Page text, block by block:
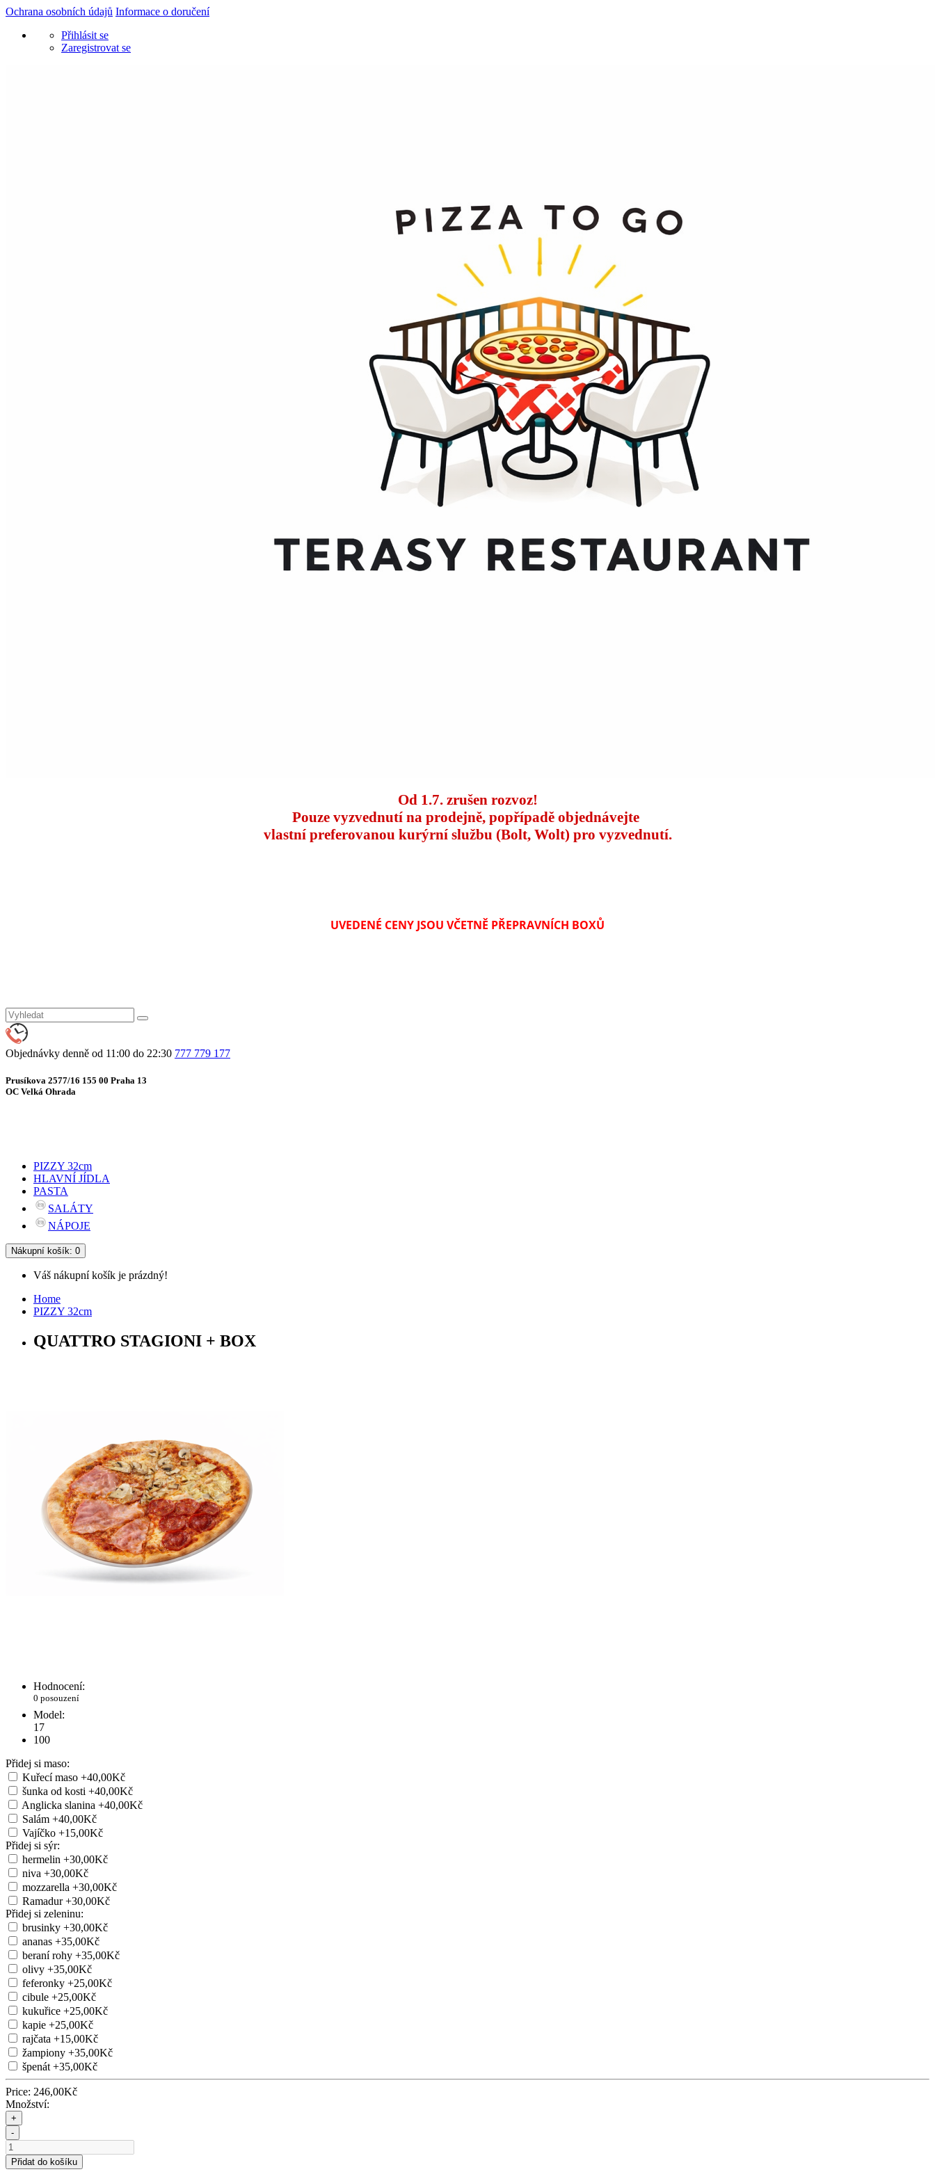
Ochrana osobních údajů Informace o doručení
Přihlásit se
Zaregistrovat se
Od 1.7. zrušen rozvoz!
Pouze vyzvednutí na prodejně, popřípadě objednávejte
vlastní preferovanou kurýrní službu (Bolt, Wolt) pro vyzvednutí.
UVEDENÉ CENY JSOU VČETNĚ PŘEPRAVNÍCH BOXŮ
Objednávky denně od 11:00 do 22:30 777 779 177
Prusíkova 2577/16 155 00 Praha 13
OC Velká Ohrada
PIZZY 32cm
HLAVNÍ JÍDLA
PASTA
SALÁTY
NÁPOJE
Nákupní košík: 0
Váš nákupní košík je prázdný!
Home
PIZZY 32cm
QUATTRO STAGIONI + BOX
Hodnocení:
0 posouzení
Model:
17
100
Přidej si maso:
Kuřecí maso +40,00Kč
šunka od kosti +40,00Kč
Anglicka slanina +40,00Kč
Salám +40,00Kč
Vajíčko +15,00Kč
Přidej si sýr:
hermelin +30,00Kč
niva +30,00Kč
mozzarella +30,00Kč
Ramadur +30,00Kč
Přidej si zeleninu:
brusinky +30,00Kč
ananas +35,00Kč
beraní rohy +35,00Kč
olivy +35,00Kč
feferonky +25,00Kč
cibule +25,00Kč
kukuřice +25,00Kč
kapie +25,00Kč
rajčata +15,00Kč
žampiony +35,00Kč
špenát +35,00Kč
Price: 246,00Kč
Množství:
+
-
Přidat do košíku